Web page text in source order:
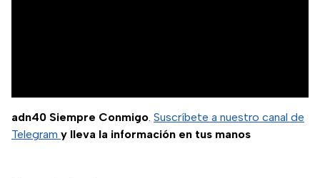
adn40 Siempre Conmigo. Suscríbete a nuestro canal de
Telegram y lleva la información en tus manos